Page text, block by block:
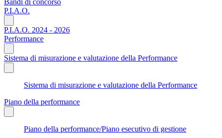
P.I.A.O.
P.I.A.O. 2024 - 2026
Performance
Sistema di misurazione e valutazione della Performance
Sistema di misurazione e valutazione della Performance
Piano della performance
Piano della performance/Piano esecutivo di gestione